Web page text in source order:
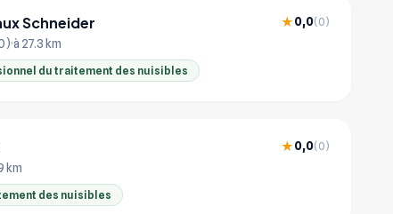
Schneider ★0,0(0)
à 27.3 km
du traitement des nuisibles
★0,0(0)
km
des nuisibles